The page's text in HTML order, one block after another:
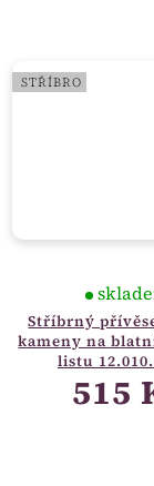
STŘÍBRO
Stříbrný
kameny na
listu
515